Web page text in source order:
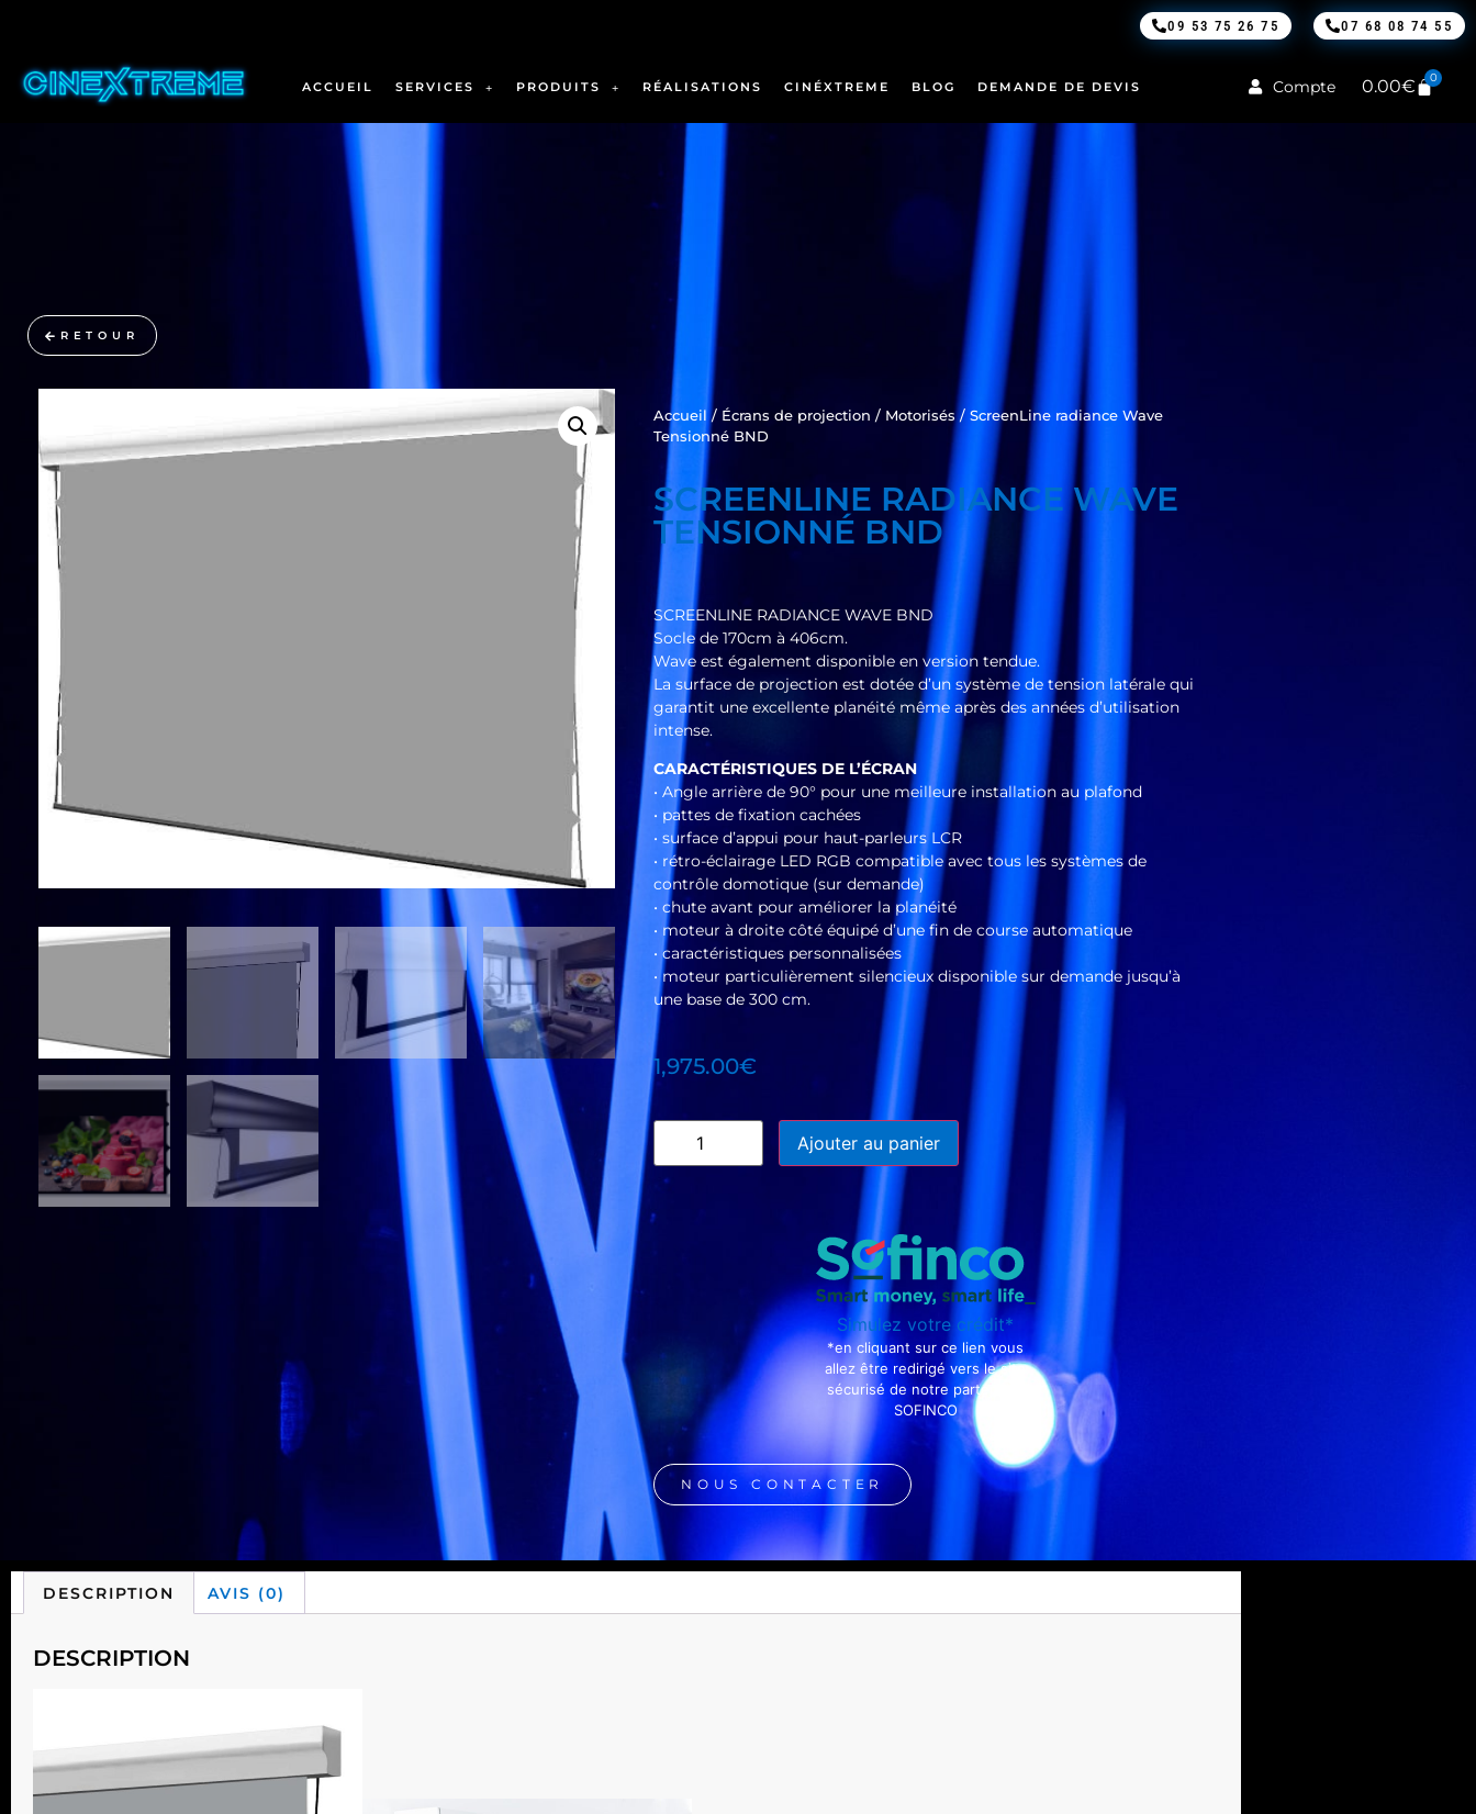
09 53 75 26 75 07 68 08 74 55
ACCUEIL SERVICES PRODUITS RÉALISATIONS CINÉXTREME BLOG DEMANDE DE DEVIS Compte 0.00€ 0
RETOUR
Accueil/ Écrans de projection / Motorisés/ ScreenLine radiance Wave
Tensionné BND
SCREENLINE RADIANCE WAVE
TENSIONNÉ BND
SCREENLINE RADIANCE WAVE BND
Socle de 170cm à 406cm.
Wave est également disponible en version tendue.
La surface de projection est dotée d’un système de tension latérale qui
garantit une excellente planéité même après des années d’utilisation
intense.
CARACTÉRISTIQUES DE L’ÉCRAN
• Angle arrière de 90° pour une meilleure installation au plafond
• pattes de fixation cachées
• surface d’appui pour haut-parleurs LCR
• rétro-éclairage LED RGB compatible avec tous les systèmes de
contrôle domotique (sur demande)
• chute avant pour améliorer la planéité
• moteur à droite côté équipé d’une fin de course automatique
• caractéristiques personnalisées
• moteur particulièrement silencieux disponible sur demande jusqu’à
une base de 300 cm.
1,975.00€
Ajouter au panier
Simulez votre crédit*
*en cliquant sur ce lien vous
allez être redirigé vers le site
sécurisé de notre partenaire
SOFINCO
NOUS CONTACTER
DESCRIPTION AVIS (0)
DESCRIPTION